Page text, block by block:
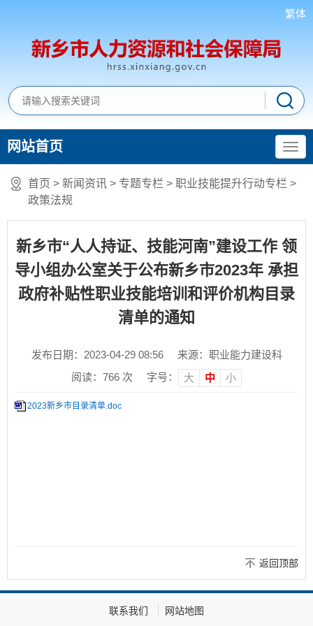
繁体
网站首页
首页 > 新闻资讯 > 专题专栏 > 职业技能提升行动专栏 >
政策法规
新乡市“人人持证、技能河南”建设工作 领
导小组办公室关于公布新乡市2023年 承担
政府补贴性职业技能培训和评价机构目录
清单的通知
发布日期：2023-04-29 08:56
来源：职业能力建设科
阅读： 766 次 字号： 大 中 小
2023新乡市目录清单.doc
返回顶部
联系我们
网站地图